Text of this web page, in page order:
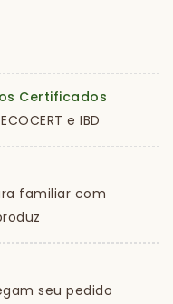
Certificados
e IBD
familiar com
seu pedido